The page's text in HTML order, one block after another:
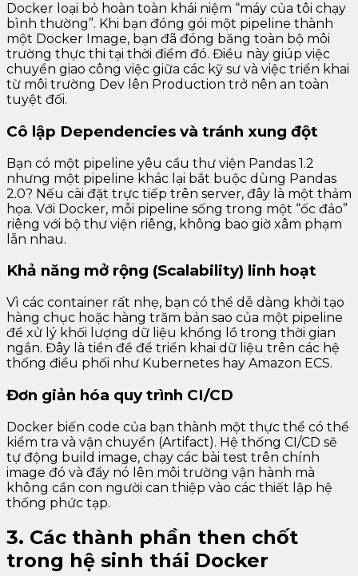
Docker loại bỏ hoàn toàn khái niệm “máy của tôi chạy
bình thường”. Khi bạn đóng gói một pipeline thành
một Docker Image, bạn đã đóng băng toàn bộ môi
trường thực thi tại thời điểm đó. Điều này giúp việc
chuyển giao công việc giữa các kỹ sư và việc triển khai
từ môi trường Dev lên Production trở nên an toàn
tuyệt đối.
Cô lập Dependencies và tránh xung đột
Bạn có một pipeline yêu cầu thư viện Pandas 1.2
nhưng một pipeline khác lại bắt buộc dùng Pandas
2.0? Nếu cài đặt trực tiếp trên server, đây là một thảm
họa. Với Docker, mỗi pipeline sống trong một “ốc đảo”
riêng với bộ thư viện riêng, không bao giờ xâm phạm
lẫn nhau.
Khả năng mở rộng (Scalability) linh hoạt
Vì các container rất nhẹ, bạn có thể dễ dàng khởi tạo
hàng chục hoặc hàng trăm bản sao của một pipeline
để xử lý khối lượng dữ liệu khổng lồ trong thời gian
ngắn. Đây là tiền đề để triển khai dữ liệu trên các hệ
thống điều phối như Kubernetes hay Amazon ECS.
Đơn giản hóa quy trình CI/CD
Docker biến code của bạn thành một thực thể có thể
kiểm tra và vận chuyển (Artifact). Hệ thống CI/CD sẽ
tự động build image, chạy các bài test trên chính
image đó và đẩy nó lên môi trường vận hành mà
không cần con người can thiệp vào các thiết lập hệ
thống phức tạp.
3. Các thành phần then chốt
trong hệ sinh thái Docker